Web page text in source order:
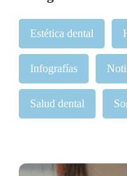
Estética dental
Infografías
Salud dental